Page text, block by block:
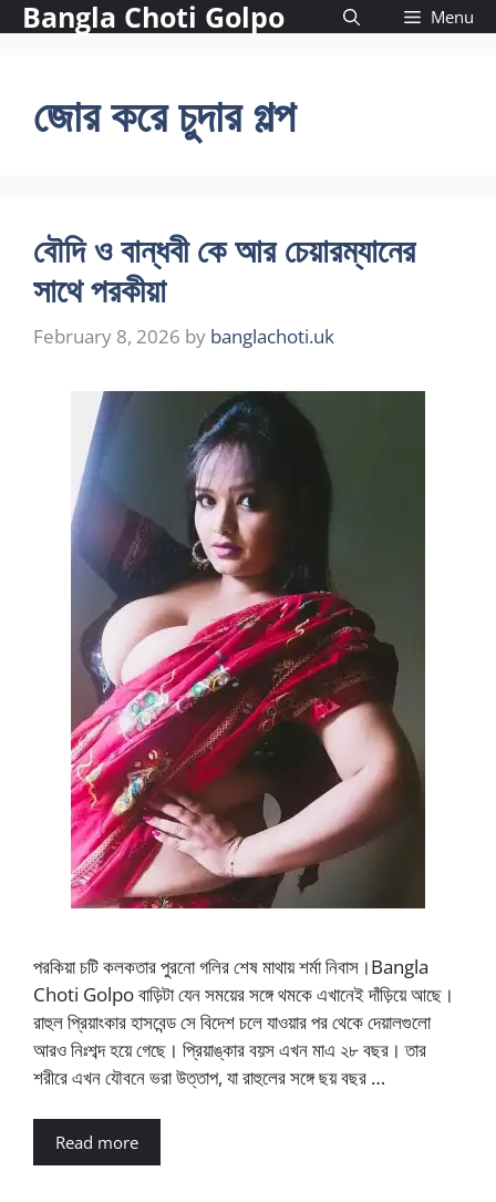
Skip
to
Bangla Choti Golpo Menu
জোর করে চুদার গল্প
বৌদি ও বান্ধবী কে আর চেয়ারম্যানের
সাথে পরকীয়া
February 8, 2026 by banglachoti.uk
পরকিয়া চটি কলকতার পুরনো গলির শেষ মাথায় শর্মা নিবাস।Bangla
Choti Golpo বাড়িটা যেন সময়ের সঙ্গে থমকে এখানেই দাঁড়িয়ে আছে।
রাহুল প্রিয়াংকার হাসবেন্ড সে বিদেশ চলে যাওয়ার পর থেকে দেয়ালগুলো
আরও নিঃশব্দ হয়ে গেছে। প্রিয়াঙ্কার বয়স এখন মাএ ২৮ বছর। তার
শরীরে এখন যৌবনে ভরা উত্তাপ, যা রাহুলের সঙ্গে ছয় বছর …
Read more